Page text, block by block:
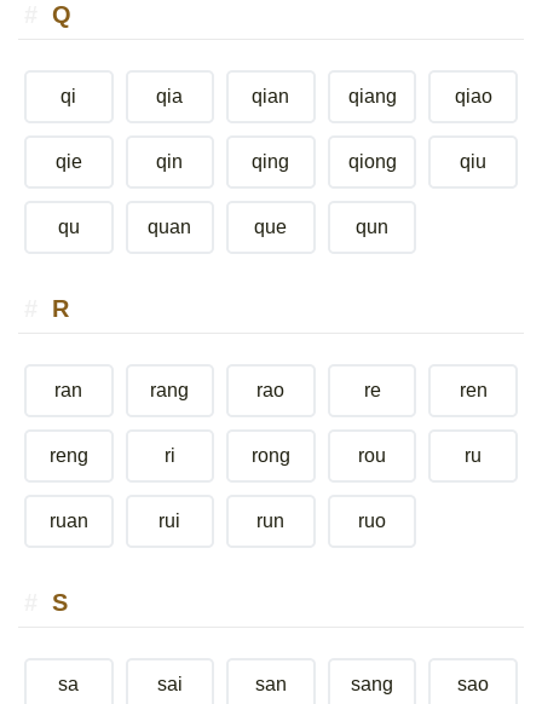
Q
qi qia qian qiang qiao
qie qin qing qiong qiu
qu quan que qun
R
ran rang rao re ren
reng ri rong rou ru
ruan rui run ruo
S
sa sai san sang sao